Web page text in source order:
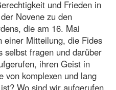
und Frieden in
Novene zu den
die am 16. Mai
einer Mitteilung, die Fides
selbst fragen und darüber
ihren Geist in
von komplexen und lang
Wo sind wir aufgerufen,